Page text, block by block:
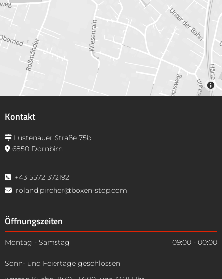
Kontakt
 Lustenauer Straße 75b
 6850 Dornbirn
 +43 5572 372192
 roland.pircher@boxen-stop.com
Öffnungszeiten
Montag - Samstag 09:00 - 00:00
Sonn- und Feiertage geschlossen